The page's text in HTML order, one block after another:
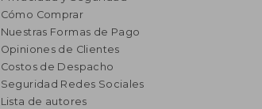
Cómo Comprar
Nuestras Formas de Pago
Opiniones de Clientes
Costos de Despacho
Seguridad Redes Sociales
Lista de autores